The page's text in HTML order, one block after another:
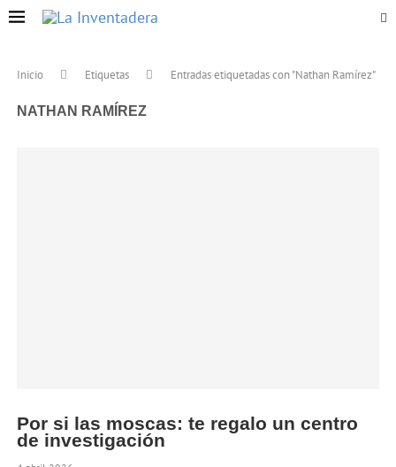
Inicio Etiquetas Entradas etiquetadas con "Nathan Ramírez"
NATHAN RAMÍREZ
Por si las moscas: te regalo un centro
de investigación